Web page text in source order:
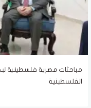
مباحثات مصرية فلسطينية
الفلسطينية